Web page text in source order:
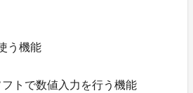
う機能
フトで数値入力を行う機能